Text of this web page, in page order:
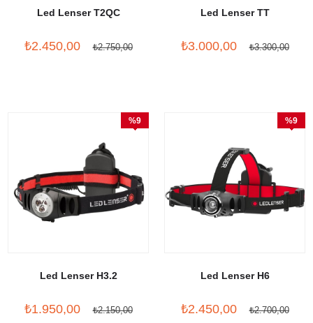
Led Lenser T2QC
₺2.450,00 ₺2.750,00
Led Lenser TT
₺3.000,00 ₺3.300,00
Led Lenser H3.2
₺1.950,00 ₺2.150,00
%9
Led Lenser H6
₺2.450,00 ₺2.700,00
%9